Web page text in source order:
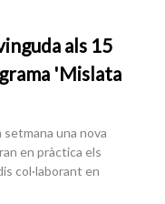
als 15
'Mislata
una nova
en pràctica els
col·laborant en